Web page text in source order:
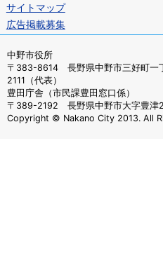
サイトマップ
広告掲載募集
中野市役所
〒383-8614 長野県中野市三好町
2111（代表）
豊田庁舎（市民課豊田窓口係）
〒389-2192 長野県中野市大字豊
Copyright © Nakano City 2013. All